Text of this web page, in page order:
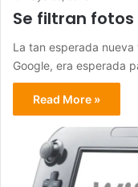
Se filtran
La tan esperada
Google, era esperada
Read More »